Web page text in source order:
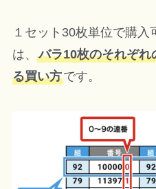
１セット30枚単位で購入
は、 バラ10枚のそれぞ
る買い方です。